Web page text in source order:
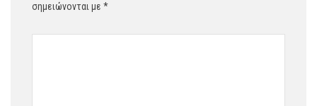
σημειώνονται με *